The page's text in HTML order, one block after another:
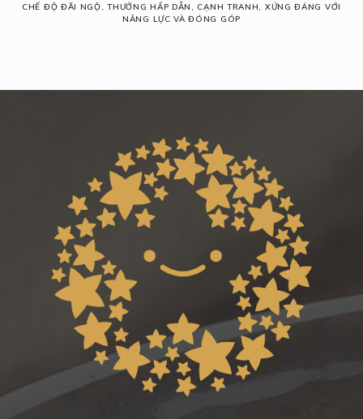
CHẾ ĐỘ ĐÃI NGỘ, THƯỞNG HẤP DẪN, CẠNH TRANH, XỨNG ĐÁNG VỚI
NĂNG LỰC VÀ ĐÓNG GÓP